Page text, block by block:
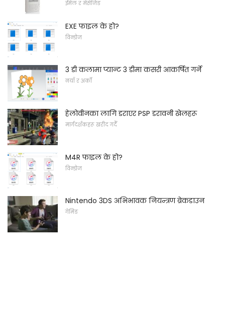
ईमेल र मेसेजिङ
EXE फाइल के हो?
विन्डोज
3 डी कलामा प्यान्ट 3 डीमा कसरी आकर्षित गर्ने
नयाँ र अर्को
हेलोवीनका लागि डराएर PSP डरावनी खेलहरू
मार्गदर्शकहरू खरीद गर्दै
M4R फाइल के हो?
विन्डोज
Nintendo 3DS अभिभावक नियन्त्रण ब्रेकडाउन
गेमिङ